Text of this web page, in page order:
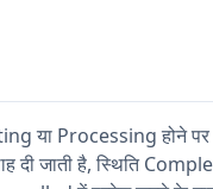
या Processing होने
दी जाती है, स्थिति